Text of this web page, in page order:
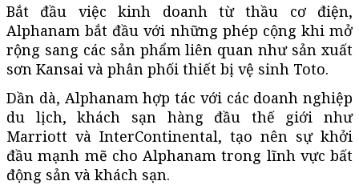
Bắt đầu việc kinh doanh từ thầu cơ điện,
Alphanam bắt đầu với những phép cộng khi mở
rộng sang các sản phẩm liên quan như sản xuất
sơn Kansai và phân phối thiết bị vệ sinh Toto.
Dần dà, Alphanam hợp tác với các doanh nghiệp
du lịch, khách sạn hàng đầu thế giới như
Marriott và InterContinental, tạo nên sự khởi
đầu mạnh mẽ cho Alphanam trong lĩnh vực bất
động sản và khách sạn.